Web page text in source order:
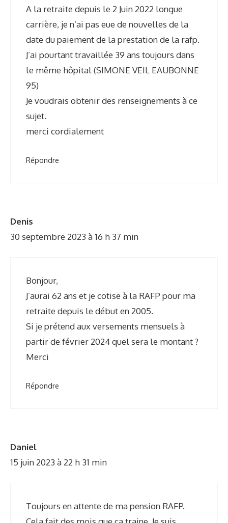
A la retraite depuis le 2 Juin 2022 longue
carrière, je n’ai pas eue de nouvelles de la
date du paiement de la prestation de la rafp.
J’ai pourtant travaillée 39 ans toujours dans
le même hôpital (SIMONE VEIL EAUBONNE
95)
Je voudrais obtenir des renseignements à ce
sujet.
merci cordialement
Répondre
Denis
30 septembre 2023 à 16 h 37 min
Bonjour,
J’aurai 62 ans et je cotise à la RAFP pour ma
retraite depuis le début en 2005.
Si je prétend aux versements mensuels à
partir de février 2024 quel sera le montant ?
Merci
Répondre
Daniel
15 juin 2023 à 22 h 31 min
Toujours en attente de ma pension RAFP.